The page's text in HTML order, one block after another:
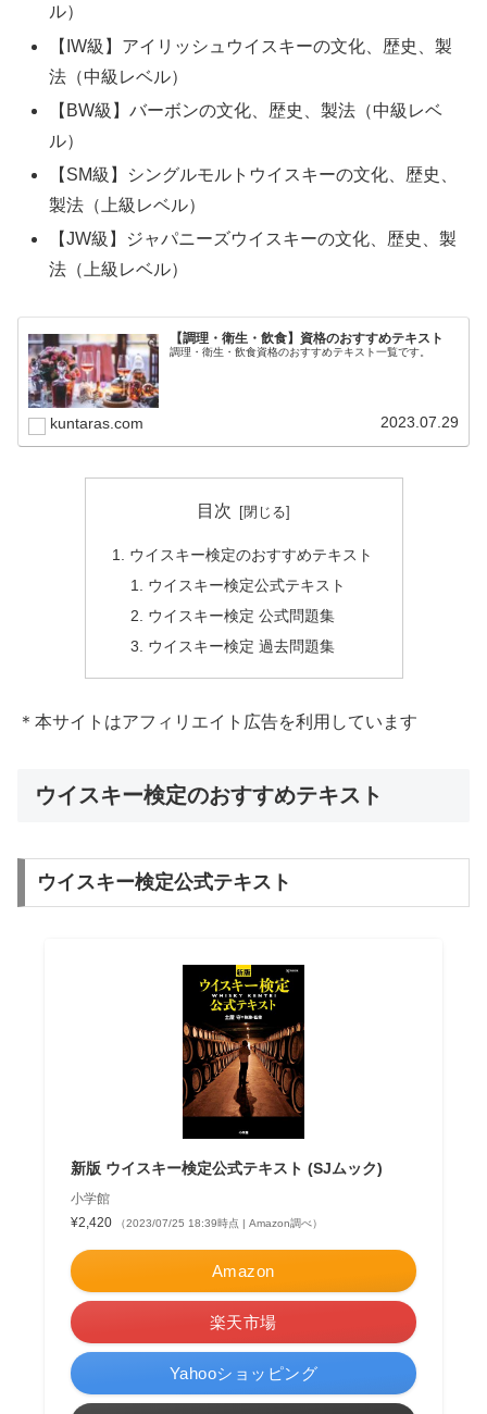
ル）
【IW級】アイリッシュウイスキーの文化、歴史、製
法（中級レベル）
【BW級】バーボンの文化、歴史、製法（中級レベ
ル）
【SM級】シングルモルトウイスキーの文化、歴史、
製法（上級レベル）
【JW級】ジャパニーズウイスキーの文化、歴史、製
法（上級レベル）
【調理・衛生・飲食】資格のおすすめテキスト
調理・衛生・飲食資格のおすすめテキスト一覧です。
kuntaras.com 2023.07.29
目次
ウイスキー検定のおすすめテキスト
ウイスキー検定公式テキスト
ウイスキー検定 公式問題集
ウイスキー検定 過去問題集
＊本サイトはアフィリエイト広告を利用しています
ウイスキー検定のおすすめテキスト
ウイスキー検定公式テキスト
新版 ウイスキー検定公式テキスト (SJムック)
小学館
¥2,420
（2023/07/25 18:39時点 | Amazon調べ）
Amazon
楽天市場
Yahooショッピング